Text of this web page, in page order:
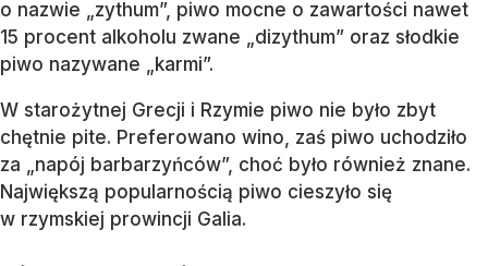
o nazwie „zythum”, piwo mocne o zawartości nawet
15 procent alkoholu zwane „dizythum” oraz słodkie
piwo nazywane „karmi”.
W starożytnej Grecji i Rzymie piwo nie było zbyt
chętnie pite. Preferowano wino, zaś piwo uchodziło
za „napój barbarzyńców”, choć było również znane.
Największą popularnością piwo cieszyło się
w rzymskiej prowincji Galia.